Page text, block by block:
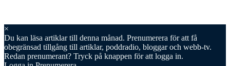
×
Du kan läsa artiklar till denna månad. Prenumerera för att få
obegränsad tillgång till artiklar, poddradio, bloggar och webb-tv.
Redan prenumerant? Tryck på knappen för att logga in.